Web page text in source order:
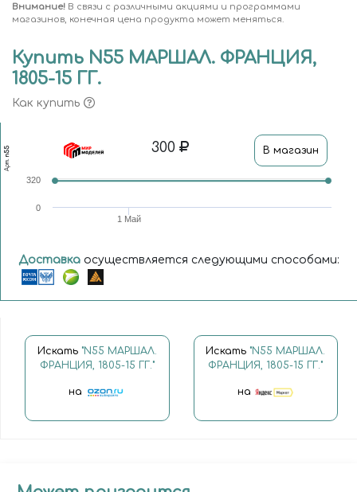
Внимание! В связи с различными акциями и программами
магазинов, конечная цена продукта может меняться.
Купить N55 МАРШАЛ. ФРАНЦИЯ,
1805-15 ГГ.
Как купить
Арт.
n55 300 В магазин
1 Май
0
320
Доставка осуществляется следующими способами:
Искать "N55 МАРШАЛ.
ФРАНЦИЯ, 1805-15 ГГ."
на
Искать "N55 МАРШАЛ.
ФРАНЦИЯ, 1805-15 ГГ."
на